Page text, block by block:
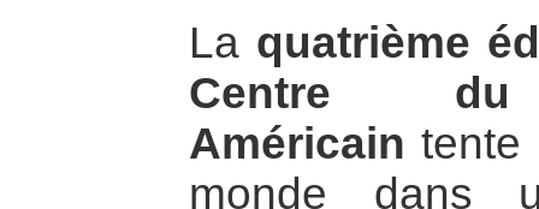
La quatrième
Centre du
Américain tente
monde dans